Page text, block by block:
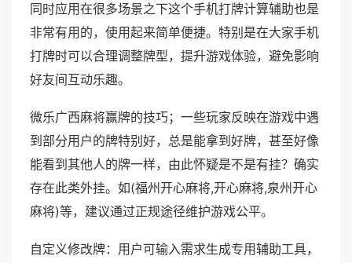
同时应用在很多场景之下这个手机打牌计算辅助也是
非常有用的，使用起来简单便捷。特别是在大家手机
打牌时可以合理调整牌型，提升游戏体验，避免影响
好友间互动乐趣。
微乐广西麻将赢牌的技巧；一些玩家反映在游戏中遇
到部分用户的牌特别好，总是能拿到好牌，甚至好像
能看到其他人的牌一样，由此怀疑是不是有挂？确实
存在此类外挂。如(福州开心麻将,开心麻将,泉州开心
麻将)等，建议通过正规途径维护游戏公平。
自定义修改牌：用户可输入需求生成专用辅助工具，